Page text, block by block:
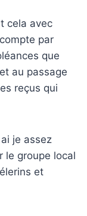
cela avec
par
que
au passage
reçus qui
je assez
le groupe local
et